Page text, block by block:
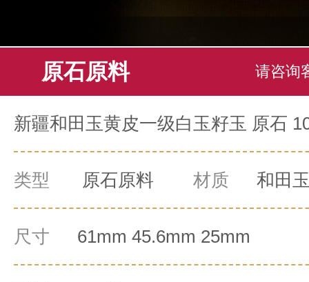
原石原料 请咨询
新疆和田玉黄皮一级白玉籽玉 原石
类型 原石原料 材质 和田
尺寸 61mm 45.6mm 25mm